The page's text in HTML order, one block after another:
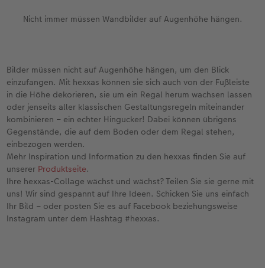
Nicht immer müssen Wandbilder auf Augenhöhe hängen.
Bilder müssen nicht auf Augenhöhe hängen, um den Blick
einzufangen. Mit hexxas können sie sich auch von der Fußleiste
in die Höhe dekorieren, sie um ein Regal herum wachsen lassen
oder jenseits aller klassischen Gestaltungsregeln miteinander
kombinieren – ein echter Hingucker! Dabei können übrigens
Gegenstände, die auf dem Boden oder dem Regal stehen,
einbezogen werden.
Mehr Inspiration und Information zu den hexxas finden Sie auf
unserer Produktseite.
Ihre hexxas-Collage wächst und wächst? Teilen Sie sie gerne mit
uns! Wir sind gespannt auf Ihre Ideen. Schicken Sie uns einfach
Ihr Bild – oder posten Sie es auf Facebook beziehungsweise
Instagram unter dem Hashtag #hexxas.